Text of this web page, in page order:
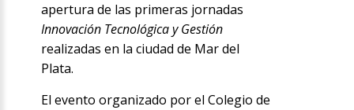
apertura de las primeras jornadas
Innovación Tecnológica y Gestión
realizadas en la ciudad de Mar del
Plata.
El evento organizado por el Colegio de